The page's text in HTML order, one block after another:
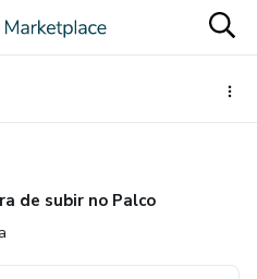
de subir no Palco